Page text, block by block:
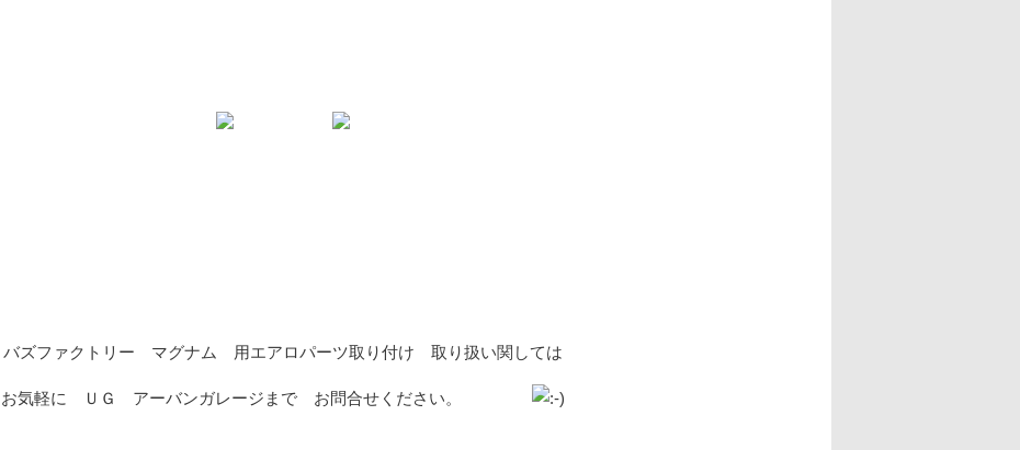
バズファクトリー マグナム 用エアロパーツ取り付け 取り扱い関しては
お気軽に ＵＧ アーバンガレージまで お問合せください。